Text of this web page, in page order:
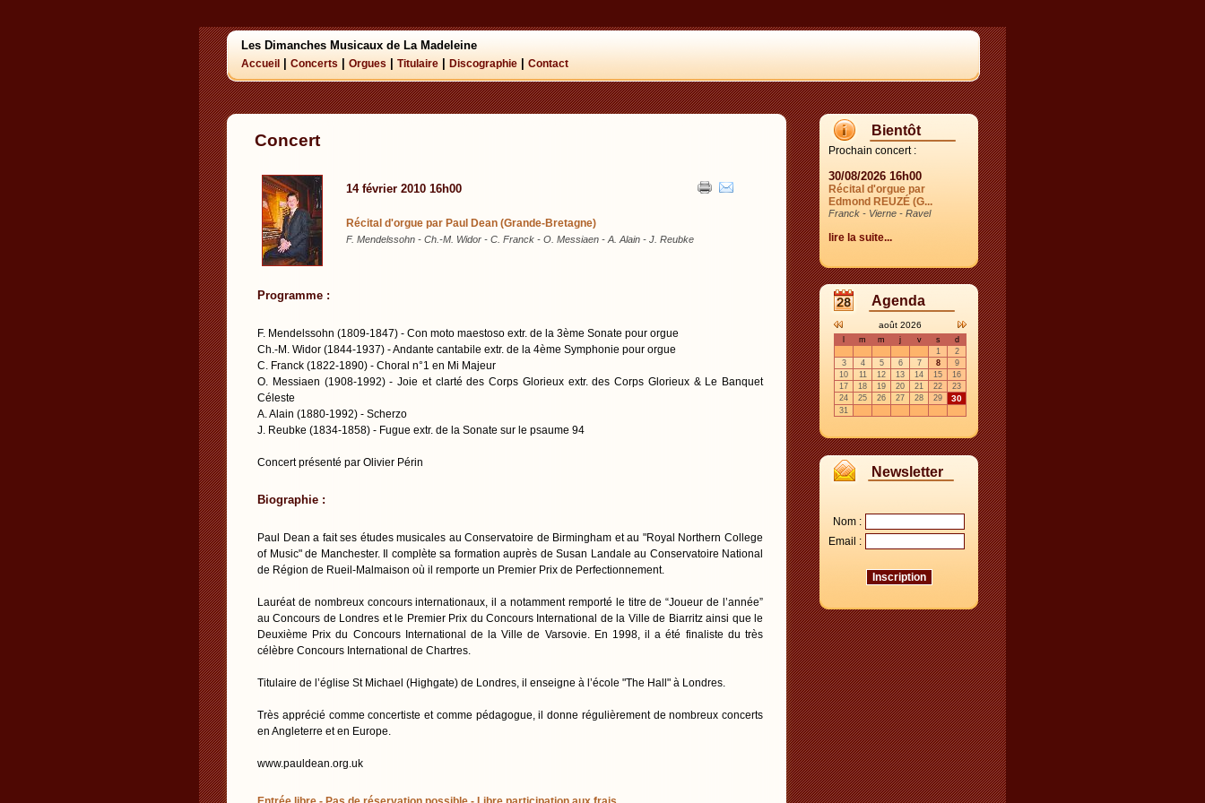
Les Dimanches Musicaux de La Madeleine
Accueil Concerts Orgues Titulaire Discographie Contact
Concert
14 février 2010 16h00
Récital d'orgue par Paul Dean (Grande-Bretagne)
F. Mendelssohn - Ch.-M. Widor - C. Franck - O. Messiaen - A. Alain - J. Reubke
Programme :
F. Mendelssohn (1809-1847) - Con moto maestoso extr. de la 3ème Sonate pour orgue
Ch.-M. Widor (1844-1937) - Andante cantabile extr. de la 4ème Symphonie pour orgue
C. Franck (1822-1890) - Choral n°1 en Mi Majeur
O. Messiaen (1908-1992) - Joie et clarté des Corps Glorieux extr. des Corps Glorieux & Le Banquet
Céleste
A. Alain (1880-1992) - Scherzo
J. Reubke (1834-1858) - Fugue extr. de la Sonate sur le psaume 94
Concert présenté par Olivier Périn
Biographie :
Paul Dean a fait ses études musicales au Conservatoire de Birmingham et au "Royal Northern College
of Music" de Manchester. Il complète sa formation auprès de Susan Landale au Conservatoire National
de Région de Rueil-Malmaison où il remporte un Premier Prix de Perfectionnement.
Lauréat de nombreux concours internationaux, il a notamment remporté le titre de “Joueur de l’année”
au Concours de Londres et le Premier Prix du Concours International de la Ville de Biarritz ainsi que le
Deuxième Prix du Concours International de la Ville de Varsovie. En 1998, il a été finaliste du très
célèbre Concours International de Chartres.
Titulaire de l’église St Michael (Highgate) de Londres, il enseigne à l’école "The Hall" à Londres.
Très apprécié comme concertiste et comme pédagogue, il donne régulièrement de nombreux concerts
en Angleterre et en Europe.
www.pauldean.org.uk
Bientôt
Prochain concert :
30/08/2026 16h00
Récital d'orgue par
Edmond REUZÉ (G...
Franck - Vierne - Ravel
lire la suite...
Agenda
août 2026
m m j v s
d
1
2
3
4 5 6 7 8
9
10
11 12 13 14 15
16
17
18 19 20 21 22
23
24
25 26 27 28 29 30
31
Newsletter
Nom :
Email :